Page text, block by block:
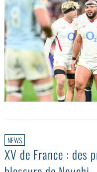
NEWS
XV de France : des